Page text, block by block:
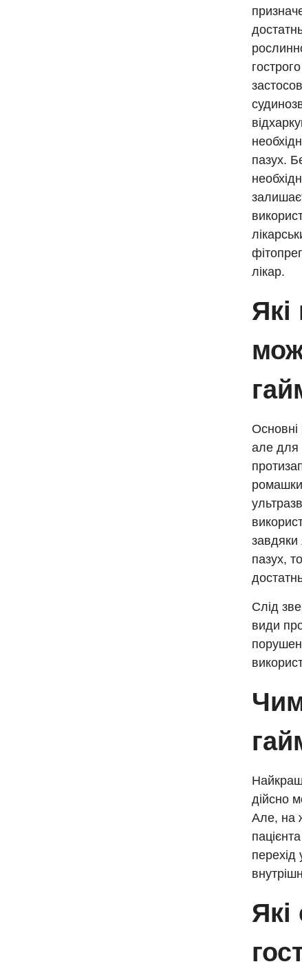
пазух.
лікар.
Які
Основні
але для
завдяки
пазух,
Слід
види
дійсно
Але, на
перехід